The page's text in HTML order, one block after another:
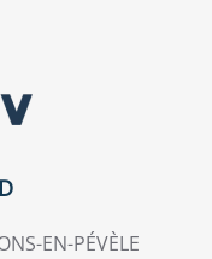
EN-PÉVÈLE